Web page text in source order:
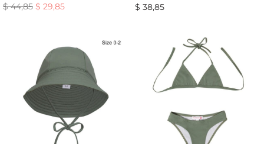
$44,85 Ursprünglicher
$ 29,85Aktueller
$ 38,85